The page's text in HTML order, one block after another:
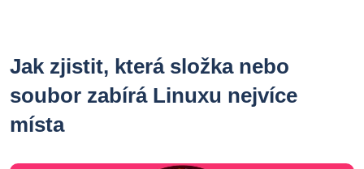
Jak zjistit, která složka nebo
soubor zabírá Linuxu nejvíce
místa